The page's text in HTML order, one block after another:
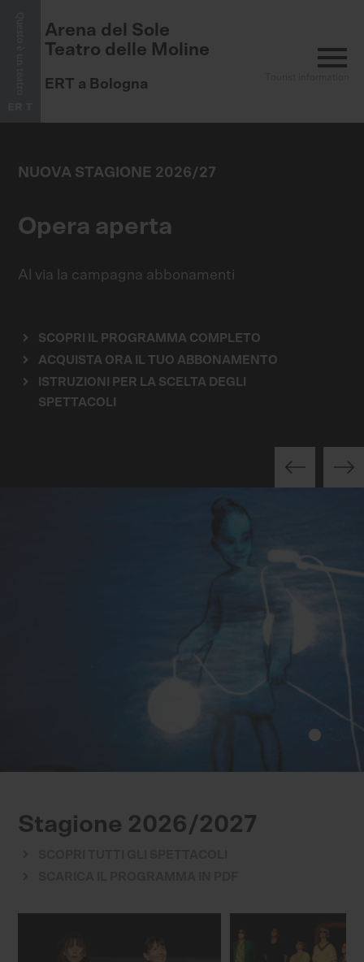
Arena del Sole
Teatro delle Moline
ERT a Bologna
menu
NUOVA STAGIONE 2026/27
Opera aperta
Al via la campagna abbonamenti
SCOPRI IL PROGRAMMA COMPLETO
ACQUISTA ORA IL TUO ABBONAMENTO
ISTRUZIONI PER LA SCELTA DEGLI
SPETTACOLI
Stagione 2026/2027